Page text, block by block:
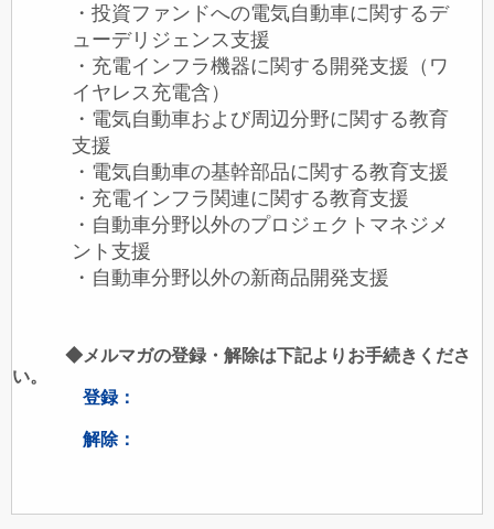
・投資ファンドへの電気自動車に関するデ
ューデリジェンス支援
・充電インフラ機器に関する開発支援（ワ
イヤレス充電含）
・電気自動車および周辺分野に関する教育
支援
・電気自動車の基幹部品に関する教育支援
・充電インフラ関連に関する教育支援
・自動車分野以外のプロジェクトマネジメ
ント支援
・自動車分野以外の新商品開発支援
◆メルマガの登録・解除は下記よりお手続きくださ
い。
登録：
解除：